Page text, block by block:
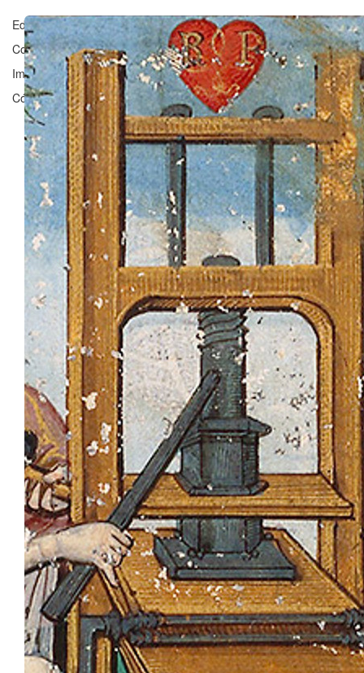
Editado en Zaragoza por ©Grupo Clarisel, Universidad de
Contacto:clarisel@unizar.es
Imagen ©Bibliothèque nationale de France
Código licenciado porFergus ReigbajoGNU Affero General Public